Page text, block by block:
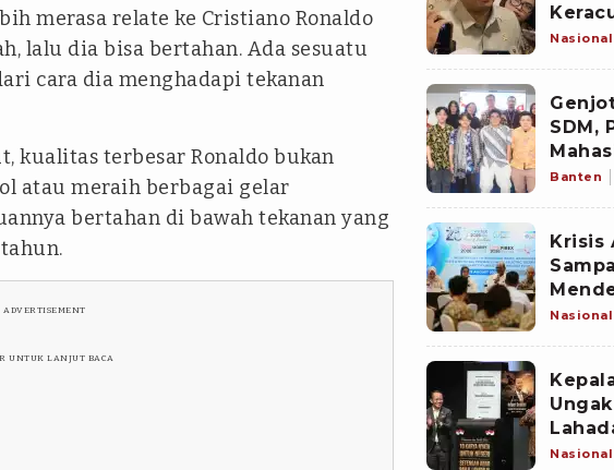
merasa relate ke Cristiano Ronaldo
lalu dia bisa bertahan. Ada sesuatu
cara dia menghadapi tekanan
kualitas terbesar Ronaldo bukan
atau meraih berbagai gelar
bertahan di bawah tekanan yang
ADVERTISEMENT
UNTUK LANJUT BACA
Nasional
SDM,
Banten
Krisis
Nasional
Nasional